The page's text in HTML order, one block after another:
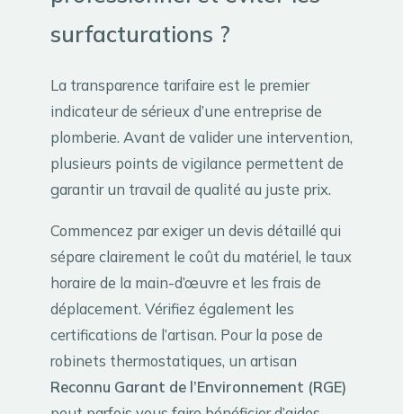
surfacturations ?
La transparence tarifaire est le premier
indicateur de sérieux d’une entreprise de
plomberie. Avant de valider une intervention,
plusieurs points de vigilance permettent de
garantir un travail de qualité au juste prix.
Commencez par exiger un devis détaillé qui
sépare clairement le coût du matériel, le taux
horaire de la main-d’œuvre et les frais de
déplacement. Vérifiez également les
certifications de l’artisan. Pour la pose de
robinets thermostatiques, un artisan
Reconnu Garant de l’Environnement (RGE)